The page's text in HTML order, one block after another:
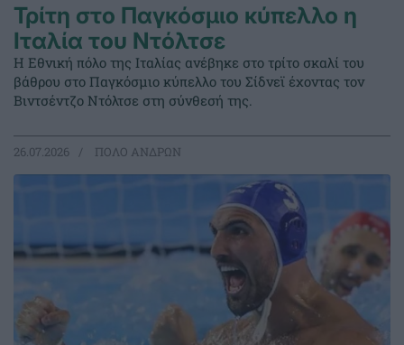
Τρίτη στο Παγκόσμιο κύπελλο η
Ιταλία του Ντόλτσε
Η Εθνική πόλο της Ιταλίας ανέβηκε στο τρίτο σκαλί του
βάθρου στο Παγκόσμιο κύπελλο του Σίδνεϊ έχοντας τον
Βιντσέντζο Ντόλτσε στη σύνθεσή της.
26.07.2026 ΠΟΛΟ ΑΝΔΡΩΝ